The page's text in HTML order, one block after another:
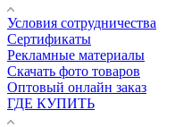
Условия сотрудничества
Сертификаты
Рекламные материалы
Скачать фото товаров
Оптовый онлайн заказ
ГДЕ КУПИТЬ